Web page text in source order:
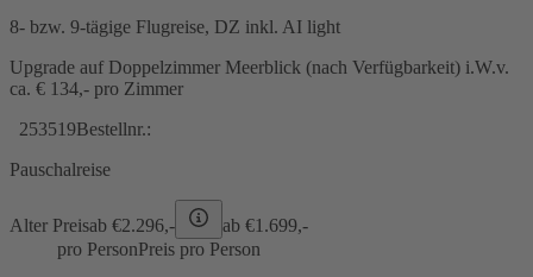
8- bzw. 9-tägige Flugreise, DZ inkl. AI light
Upgrade auf Doppelzimmer Meerblick (nach Verfügbarkeit) i.W.v.
ca. € 134,- pro Zimmer
253519Bestellnr.:
Pauschalreise
Alter Preisab €2.296,- ab €1.699,-
pro PersonPreis pro Person